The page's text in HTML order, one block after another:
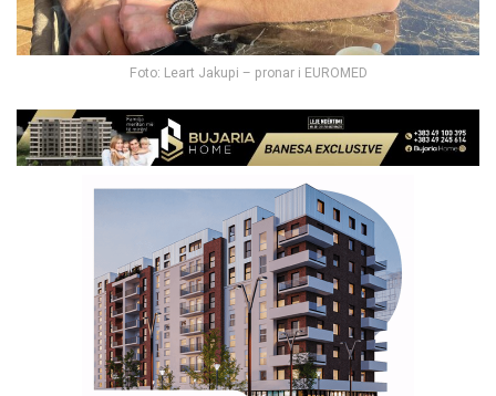
Foto: Leart Jakupi – pronar i EUROMED